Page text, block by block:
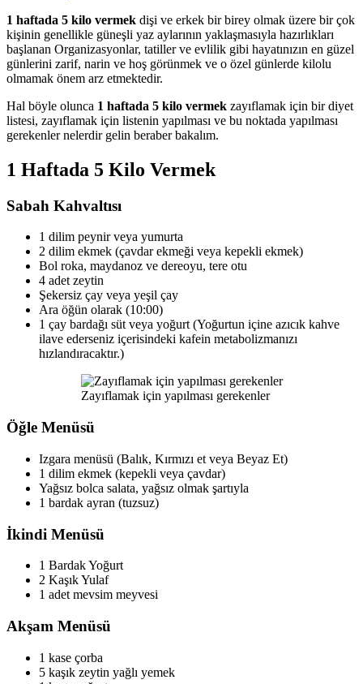
1 haftada 5 kilo vermek dişi ve erkek bir birey olmak üzere bir çok
kişinin genellikle güneşli yaz aylarının yaklaşmasıyla hazırlıkları
başlanan Organizasyonlar, tatiller ve evlilik gibi hayatınızın en güzel
günlerini zarif, narin ve hoş görünmek ve o özel günlerde kilolu
olmamak önem arz etmektedir.
Hal böyle olunca 1 haftada 5 kilo vermek zayıflamak için bir diyet
listesi, zayıflamak için listenin yapılması ve bu noktada yapılması
gerekenler nelerdir gelin beraber bakalım.
1 Haftada 5 Kilo Vermek
Sabah Kahvaltısı
1 dilim peynir veya yumurta
2 dilim ekmek (çavdar ekmeği veya kepekli ekmek)
Bol roka, maydanoz ve dereoyu, tere otu
4 adet zeytin
Şekersiz çay veya yeşil çay
Ara öğün olarak (10:00)
1 çay bardağı süt veya yoğurt (Yoğurtun içine azıcık kahve
ilave ederseniz içerisindeki kafein metabolizmanızı
hızlandıracaktır.)
Zayıflamak için yapılması gerekenler
Öğle Menüsü
Izgara menüsü (Balık, Kırmızı et veya Beyaz Et)
1 dilim ekmek (kepekli veya çavdar)
Yağsız bolca salata, yağsız olmak şartıyla
1 bardak ayran (tuzsuz)
İkindi Menüsü
1 Bardak Yoğurt
2 Kaşık Yulaf
1 adet mevsim meyvesi
Akşam Menüsü
1 kase çorba
5 kaşık zeytin yağlı yemek